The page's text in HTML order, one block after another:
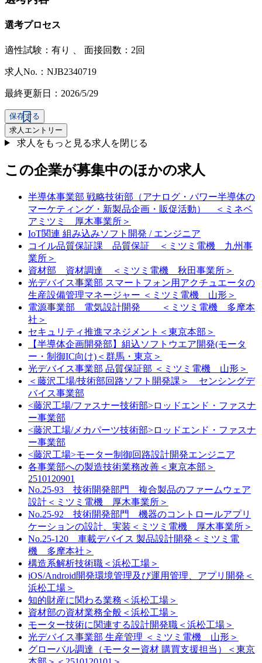
選考プロセス
適性試験： 有り 面接回数：2回
求人No.：NJB2340719
最終更新日：2026/5/29
保存する
求人エントリー
求人をもっと見る求人を閉じる
この企業が募集中のほかの求人
半導体事業部 戦略技術部（アナログ・パワー半導体の
マーケティング・新製品企画・販促活動） ＜ミネベ
アミツミ 厚木事業所＞
IoT関連 組み込みソフト開発 / エンジニア
コイル品質保証課 品質保証 ＜ミツミ電機 九州事
業所＞
資材部 資材調達 ＜ミツミ電機 秋田事業所＞
光デバイス事業部 スマートフォン用アクチュエータの
生産設備管理マネージャー ＜ミツミ電機 山形＞
電源事業部 電気設計開発 ＜ミツミ電機 多摩本
社＞
セキュリティ推進マネジメント＜東京本部＞
【半導体企画開発部】組込ソフトウエア開発(モータ
ー・制御IC向け)＜群馬・東京＞
光デバイス事業部 品質保証部 ＜ミツミ電機 山形＞
＜藤沢工場/技術部回路ソフト開発課＞ センシングデ
バイス事業部
<藤沢工場/ファスナー技術部>ロッドエンド・ファスナ
ー事業部
<藤沢工場/メカパーツ技術部>ロッドエンド・ファスナ
ー事業部
<藤沢工場>モーター制御回路設計開発エンジニア
各事業部への製造技術業務改善＜東京本部＞
2510120901
No.25-93 技術開発部門 複合製品のファームウェア
設計＜ミツミ電機 厚木事業所＞
No.25-92 技術開発部門 機器のコントロールアプリ
ケーションの設計、実装＜ミツミ電機 厚木事業所＞
No.25-120 車載デバイス 製品設計開発＜ミツミ電
機 多摩本社＞
構造系解析技術職＜浜松工場＞
iOS/Android開発環境管理及び運用管理、アプリ開発＜
浜松工場＞
知的財産に関わる業務＜浜松工場＞
資材部の資材業務全般＜浜松工場＞
モーター技術に関連する設計開発職＜浜松工場＞
光デバイス事業部 生産管理 ＜ミツミ電機 山形＞
グローバル調達（モーター資材 購買支援担当）＜東京